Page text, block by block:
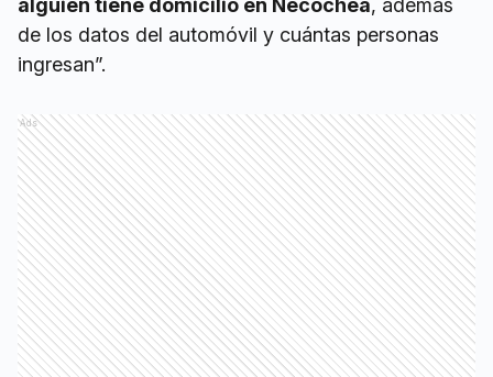
alguien tiene domicilio en Necochea, además
de los datos del automóvil y cuántas personas
ingresan”.
Ads